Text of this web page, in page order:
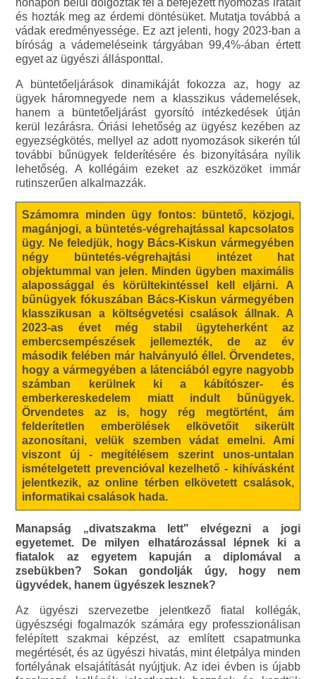
hónapon belül dolgozták fel a befejezett nyomozás iratait
és hozták meg az érdemi döntésüket. Mutatja továbbá a
vádak eredményessége. Ez azt jelenti, hogy 2023-ban a
bíróság a vádemeléseink tárgyában 99,4%-ában értett
egyet az ügyészi állásponttal.
A büntetőeljárások dinamikáját fokozza az, hogy az
ügyek háromnegyede nem a klasszikus vádemelések,
hanem a büntetőeljárást gyorsító intézkedések útján
kerül lezárásra. Óriási lehetőség az ügyész kezében az
egyezségkötés, mellyel az adott nyomozások sikerén túl
további bűnügyek felderítésére és bizonyítására nyílik
lehetőség. A kollégáim ezeket az eszközöket immár
rutinszerűen alkalmazzák.
Számomra minden ügy fontos: büntető, közjogi,
magánjogi, a büntetés-végrehajtással kapcsolatos
ügy. Ne feledjük, hogy Bács-Kiskun vármegyében
négy büntetés-végrehajtási intézet hat
objektummal van jelen. Minden ügyben maximális
alapossággal és körültekintéssel kell eljárni. A
bűnügyek fókuszában Bács-Kiskun vármegyében
klasszikusan a költségvetési csalások állnak. A
2023-as évet még stabil ügyteherként az
embercsempészések jellemezték, de az év
második felében már halványuló éllel. Örvendetes,
hogy a vármegyében a látenciából egyre nagyobb
számban kerülnek ki a kábítószer- és
emberkereskedelem miatt indult bűnügyek.
Örvendetes az is, hogy rég megtörtént, ám
felderítetlen emberölések elkövetőit sikerült
azonosítani, velük szemben vádat emelni. Ami
viszont új - megítélésem szerint unos-untalan
ismételgetett prevencióval kezelhető - kihívásként
jelentkezik, az online térben elkövetett csalások,
informatikai csalások hada.
Manapság „divatszakma lett" elvégezni a jogi
egyetemet. De milyen elhatározással lépnek ki a
fiatalok az egyetem kapuján a diplomával a
zsebükben? Sokan gondolják úgy, hogy nem
ügyvédek, hanem ügyészek lesznek?
Az ügyészi szervezetbe jelentkező fiatal kollégák,
ügyészségi fogalmazók számára egy professzionálisan
felépített szakmai képzést, az említett csapatmunka
megértését, és az ügyészi hivatás, mint életpálya minden
fortélyának elsajátítását nyújtjuk. Az idei évben is újabb